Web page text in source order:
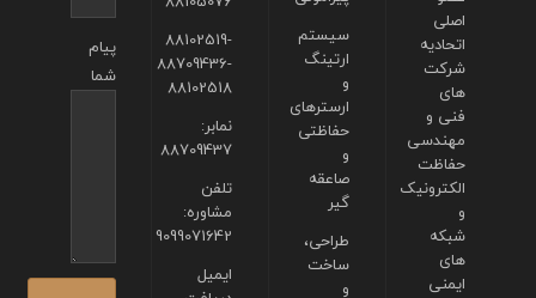
پیام
شما
88102519-
88709436-
88102518
نمابر:
88709437
تلفن
مشاوره:
9099071642
ایمیل
سیستم
ارتینگ
و
ارسترهای
حفاظتی
و
صاعقه
گیر
طراحی،
ساخت
و
اصلی
اتحادیه
شرکت
های
فنی و
مهندسی
حفاظت
الکترونیک
و
شبکه
های
ایمنی